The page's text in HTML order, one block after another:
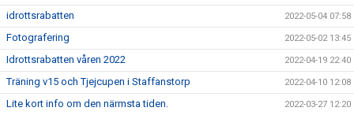
idrottsrabatten 2022-05-04 07:58
Fotografering 2022-05-02 13:45
Idrottsrabatten våren 2022 2022-04-19 22:40
Träning v15 och Tjejcupen i Staffanstorp 2022-04-10 12:08
Lite kort info om den närmsta tiden. 2022-03-27 12:20